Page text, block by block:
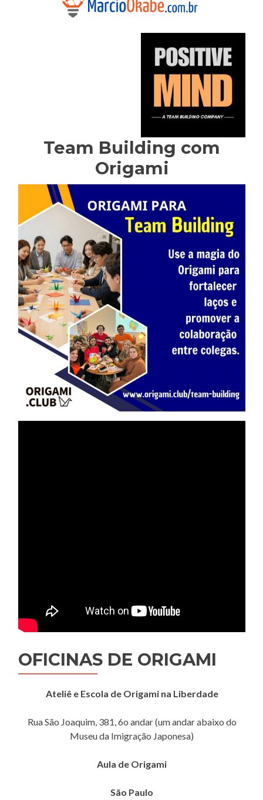
Team Building com
Origami
OFICINAS DE ORIGAMI
Ateliê e Escola de Origami na Liberdade
Rua São Joaquim, 381, 6o andar (um andar abaixo do
Museu da Imigração Japonesa)
Aula de Origami
São Paulo